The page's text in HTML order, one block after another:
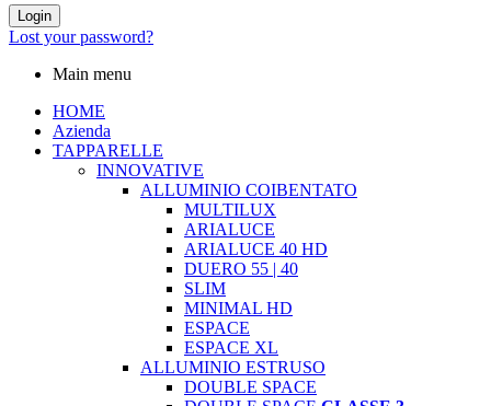
Login
Lost your password?
Main menu
HOME
Azienda
TAPPARELLE
INNOVATIVE
ALLUMINIO COIBENTATO
MULTILUX
ARIALUCE
ARIALUCE 40 HD
DUERO 55 | 40
SLIM
MINIMAL HD
ESPACE
ESPACE XL
ALLUMINIO ESTRUSO
DOUBLE SPACE